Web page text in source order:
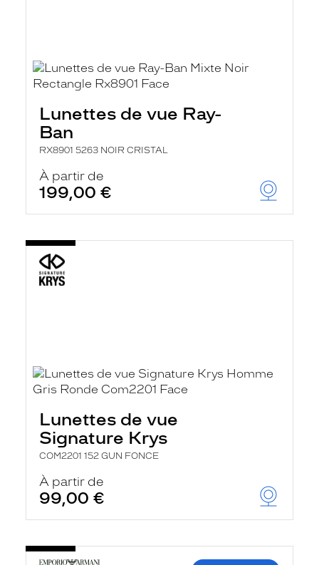
Lunettes de vue Ray-
Ban
RX8901 5263 NOIR CRISTAL
À partir de
199,00 €
Lunettes de vue
Signature Krys
COM2201 152 GUN FONCE
À partir de
99,00 €